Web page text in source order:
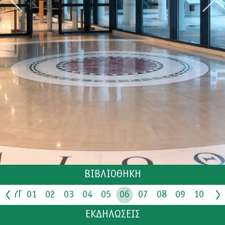
ΒΙΒΛΙΟΘΗΚΗ
ΚΑΤΑΛΟΓΟΣ
ΣΧΕΤΙΚΑ ΜΕ ΕΜΑΣ
ΕΚΔΗΛΩΣΕΙΣ
ΑΥΓ 01 02 03 04 05 06 07 08 09 10
11